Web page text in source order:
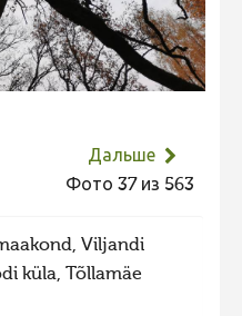
Дальше
Фото 37 из 563
Viljandi
küla, Tõllamäe